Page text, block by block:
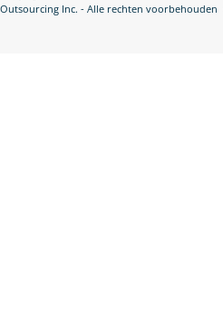
Outsourcing Inc. - Alle rechten voorbehouden